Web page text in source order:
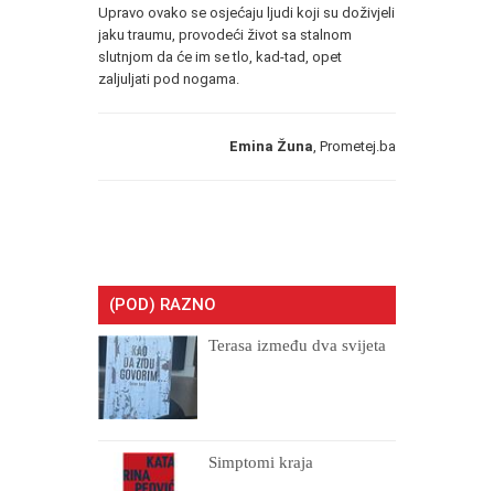
Upravo ovako se osjećaju ljudi koji su doživjeli
jaku traumu, provodeći život sa stalnom
slutnjom da će im se tlo, kad-tad, opet
zaljuljati pod nogama.
Emina Žuna , Prometej.ba
(POD) RAZNO
Terasa između dva svijeta
Simptomi kraja